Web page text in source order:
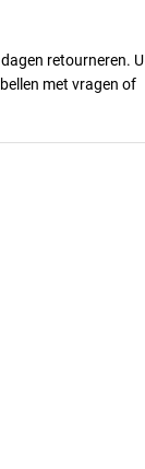
retourneren. U
met vragen of